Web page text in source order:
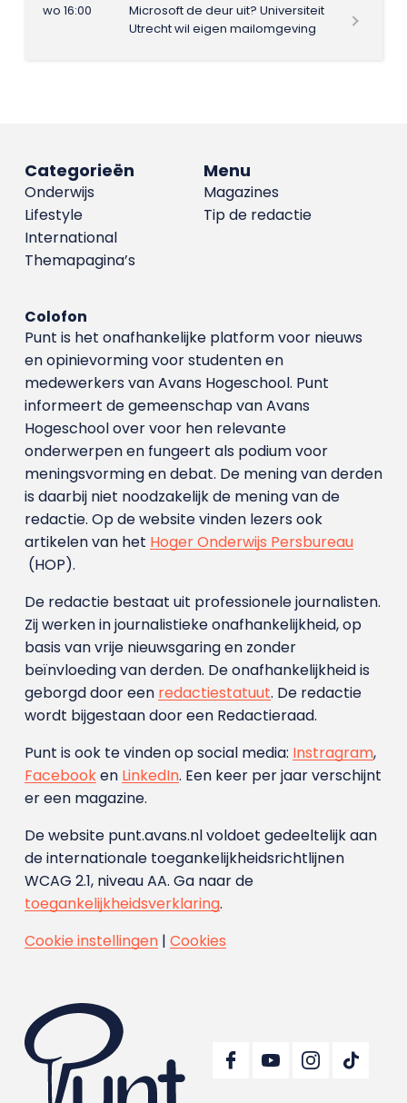
wo 16:00
Microsoft de deur uit? Universiteit
Utrecht wil eigen mailomgeving
Menu
Magazines
Tip de redactie
Categorieën
Onderwijs
Lifestyle
International
Themapagina’s
Colofon
Punt is het onafhankelijke platform voor nieuws
en opinievorming voor studenten en
medewerkers van Avans Hoge­school. Punt
informeert de gemeenschap van Avans
Hogeschool over voor hen relevante
onderwerpen en fungeert als podium voor
meningsvorming en debat. De mening van derden
is daarbij niet noodzakelijk de mening van de
redactie. Op de website vinden lezers ook
artikelen van het Hoger Onderwijs Persbureau
(HOP).
De redactie bestaat uit professionele journalisten.
Zij werken in journalistieke onafhankelijkheid, op
basis van vrije nieuwsgaring en zonder
beïnvloeding van derden. De onafhankelijkheid is
geborgd door een redactiestatuut. De redactie
wordt bijgestaan door een Redactieraad.
Punt is ook te vinden op social media: Instragram,
Facebooken LinkedIn. Een keer per jaar verschijnt
er een magazine.
De website punt.avans.nl voldoet gedeeltelijk aan
de internationale toegankelijkheidsrichtlijnen
WCAG 2.1, niveau AA. Ga naar de
toegankelijkheidsverklaring.
Cookie instellingen| Cookies